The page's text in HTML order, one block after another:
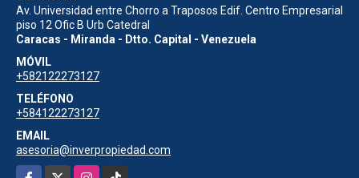
UBICACIÓN
Av. Universidad entre Chorro a Traposos Edif. Centro Empresarial
piso 12 Ofic B Urb Catedral
Caracas - Miranda - Dtto. Capital - Venezuela
MÓVIL
+582122273127
TELÉFONO
+584122273127
EMAIL
asesoria@inverpropiedad.com